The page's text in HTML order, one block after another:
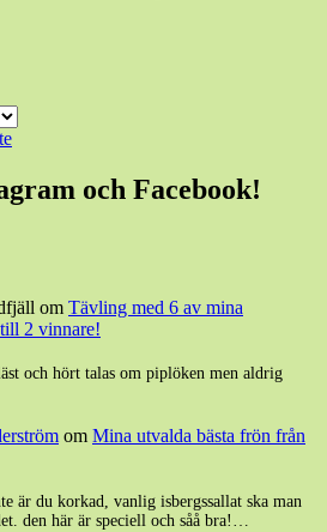
och Facebook!
om Tävling med 6 av mina
2 vinnare!
och hört talas om piplöken men aldrig
om Mina utvalda bästa frön från
är du korkad, vanlig isbergssallat ska man
den här är speciell och såå bra!…